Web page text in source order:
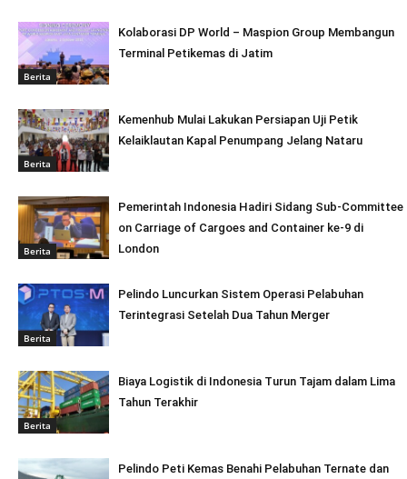
Berita
Kolaborasi DP World – Maspion Group Membangun
Terminal Petikemas di Jatim
Berita
Kemenhub Mulai Lakukan Persiapan Uji Petik
Kelaiklautan Kapal Penumpang Jelang Nataru
Berita
Pemerintah Indonesia Hadiri Sidang Sub-Committee
on Carriage of Cargoes and Container ke-9 di
London
Berita
Pelindo Luncurkan Sistem Operasi Pelabuhan
Terintegrasi Setelah Dua Tahun Merger
Berita
Biaya Logistik di Indonesia Turun Tajam dalam Lima
Tahun Terakhir
Pelindo Peti Kemas Benahi Pelabuhan Ternate dan